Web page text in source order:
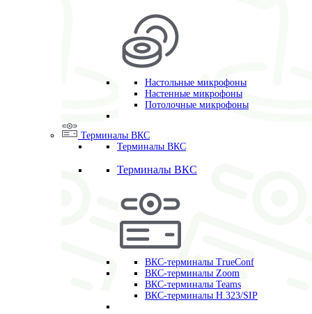
Настольные микрофоны
Настенные микрофоны
Потолочные микрофоны
Терминалы ВКС
Терминалы ВКС
Терминалы ВКС
ВКС-терминалы TrueConf
ВКС-терминалы Zoom
ВКС-терминалы Teams
ВКС-терминалы H.323/SIP